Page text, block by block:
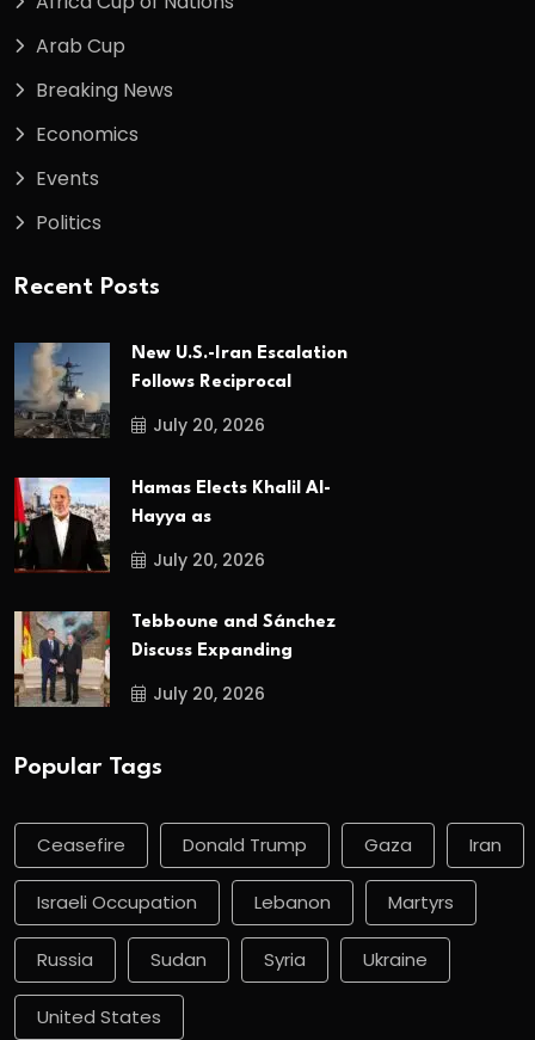
Arab Cup
Breaking News
Economics
Events
Politics
Recent Posts
New U.S.-Iran Escalation
Follows Reciprocal
July 20, 2026
Hamas Elects Khalil Al-
Hayya as
July 20, 2026
Tebboune and Sánchez
Discuss Expanding
July 20, 2026
Popular Tags
Ceasefire Donald Trump Gaza Iran
Israeli Occupation Lebanon Martyrs
Russia Sudan Syria Ukraine
United States